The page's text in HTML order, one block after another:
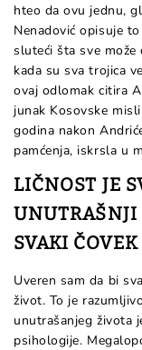
hteo da ovu jednu,
Nenadović opisuje to
sluteći šta sve može
kada su sva trojica
ovaj odlomak citira
junak Kosovske
godina nakon
pamćenja, iskrsla u
LIČNOST JE
UNUTRAŠNJI
SVAKI
Uveren sam da bi
život. To je
unutrašanjeg života
psihologije.